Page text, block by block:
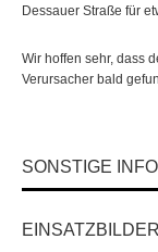
Dessauer Straße für
Wir hoffen sehr, dass
Verursacher bald
SONSTIGE
EINSATZBILDER